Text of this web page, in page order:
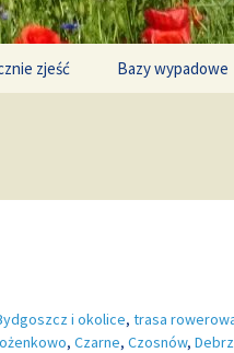
zjeść Bazy wypadowe
i okolice, trasa
, Czarne, Czosnów,